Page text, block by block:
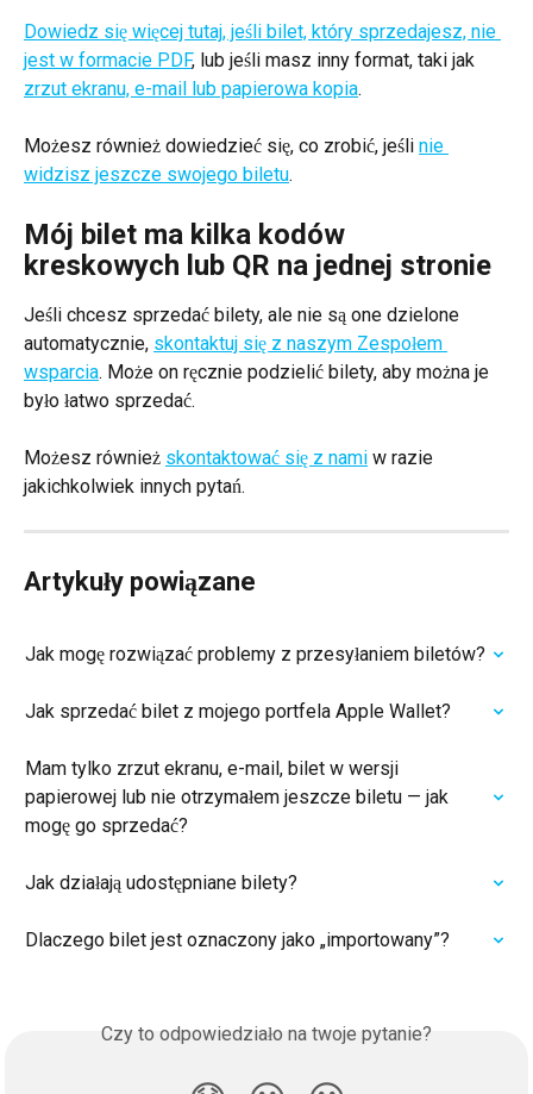
Dowiedz się więcej tutaj, jeśli bilet, który sprzedajesz, nie
jest w formacie PDF, lub jeśli masz inny format, taki jak
zrzut ekranu, e-mail lub papierowa kopia.
Możesz również dowiedzieć się, co zrobić, jeśli nie
widzisz jeszcze swojego biletu.
Mój bilet ma kilka kodów
kreskowych lub QR na jednej stronie
Jeśli chcesz sprzedać bilety, ale nie są one dzielone
automatycznie, skontaktuj się z naszym Zespołem
wsparcia. Może on ręcznie podzielić bilety, aby można je
było łatwo sprzedać.
Możesz również skontaktować się z nami w razie
jakichkolwiek innych pytań.
Artykuły powiązane
Jak mogę rozwiązać problemy z przesyłaniem biletów?
Jak sprzedać bilet z mojego portfela Apple Wallet?
Mam tylko zrzut ekranu, e-mail, bilet w wersji
papierowej lub nie otrzymałem jeszcze biletu — jak
mogę go sprzedać?
Jak działają udostępniane bilety?
Dlaczego bilet jest oznaczony jako „importowany”?
Czy to odpowiedziało na twoje pytanie?